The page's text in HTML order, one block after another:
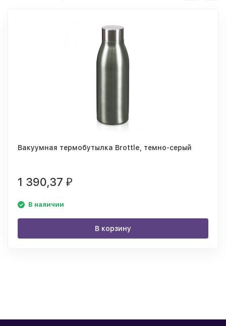
Вакуумная термобутылка Brottle, темно-серый
1 390,37 ₽
В наличии
В корзину